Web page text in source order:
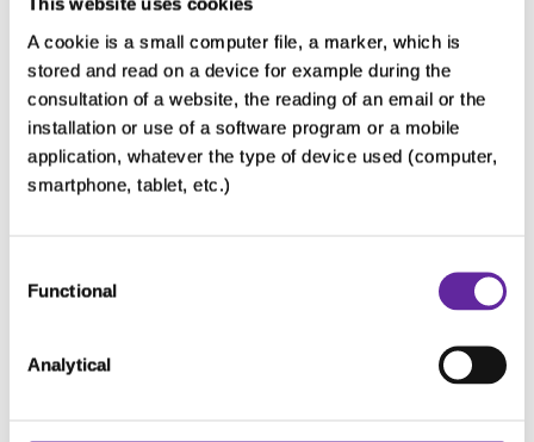
A cookie is a small computer file, a marker, which is
stored and read on a device for example during the
consultation of a website, the reading of an email or the
installation or use of a software program or a mobile
application, whatever the type of device used (computer,
smartphone, tablet, etc.)
Selection
Functional
Analytical
Rechten en
contact om
uw rechten
uit te
oefenen
• recht op toegang
• recht op wissen
• recht op verwijderen
• recht om de verwerking te
• echt op overdracht van uw
• recht om uw toestemming in
toepasselijke
Als u uw recht wilt uitoefenen,